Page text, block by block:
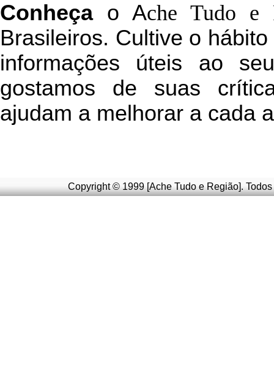
Conheçao Ache Tudo e
Brasileiros. Cultive o
informações úteis ao
gostamos de suas
ajudam a melhorar a cada
Copyright © 1999 [Ache Tudo e Região].